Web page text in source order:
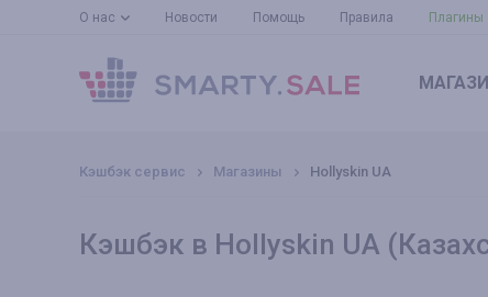
О нас Новости Помощь Правила Плагины
Кэшбэк сервис Магазины Hollyskin UA
Кэшбэк в Hollyskin UA